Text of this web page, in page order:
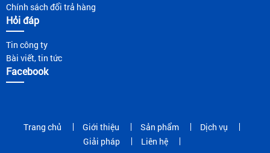
Chính sách đổi trả hàng
Hỏi đáp
Tin công ty
Bài viết, tin tức
Facebook
Trang chủ Giới thiệu Sản phẩm
Dịch vụ
Giải pháp
Liên hệ